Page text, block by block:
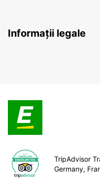
Informații legale
TripAdvisor
Germany,